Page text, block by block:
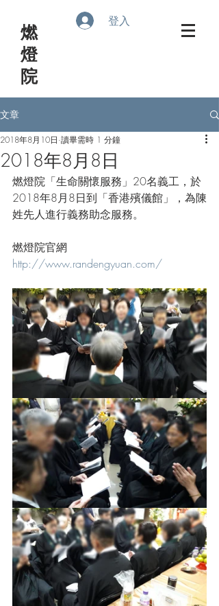
​燃
燈
院
登入
文章
2018年8月8日
2018年8月10日 讀畢需時 1 分鐘
燃燈院「生命關懷服務」20名義工，於
2018年8月8日到「香港殯儀館」，為陳
姓先人進行義務助念服務。
燃燈院官網
http://www.randengyuan.com/